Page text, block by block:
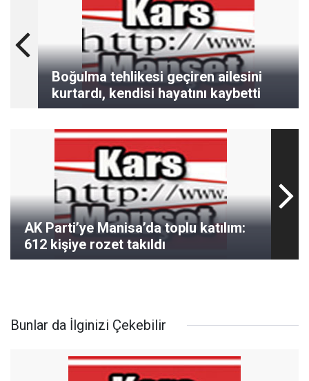
Boğulma tehlikesi geçiren ailesini
kurtardı, kendisi hayatını kaybetti
AK Parti’ye Manisa’da toplu katılım:
612 kişiye rozet takıldı
Bunlar da İlginizi Çekebilir